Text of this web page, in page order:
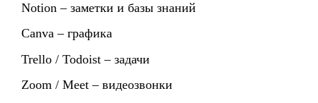
Notion – заметки и базы знаний
Canva – графика
Trello / Todoist – задачи
Zoom / Meet – видеозвонки